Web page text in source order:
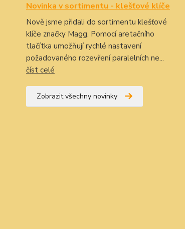
Novinka v sortimentu - klešťové klíče
Nově jsme přidali do sortimentu klešťové
klíče značky Magg. Pomocí aretačního
tlačítka umožňují rychlé nastavení
požadovaného rozevření paralelních ne...
číst celé
Zobrazit všechny novinky